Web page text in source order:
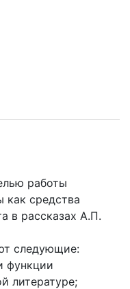
работы
как средства
в рассказах А.П.
следующие:
функции
литературе;